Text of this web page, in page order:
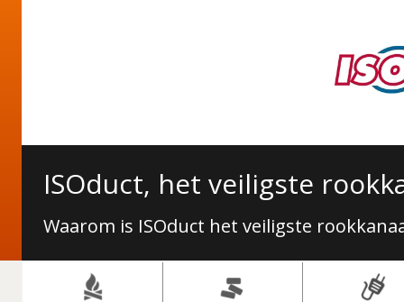
ISOduct, het veiligste
Waarom is ISOduct het veiligste
NAVIGATIE